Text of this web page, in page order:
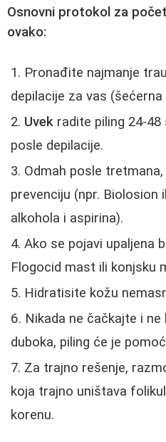
Osnovni protokol za
ovako:
Pronađite najmanje
depilacije za vas
Uvek radite piling 24-
posle depilacije.
Odmah posle
prevenciju (npr. Biolosion
alkohola i aspirina).
Ako se pojavi upaljena
Flogocid mast ili konjsku
Hidratisite kožu
Nikada ne čačkajte i
duboka, piling će je
Za trajno rešenje,
koja trajno uništava
korenu.